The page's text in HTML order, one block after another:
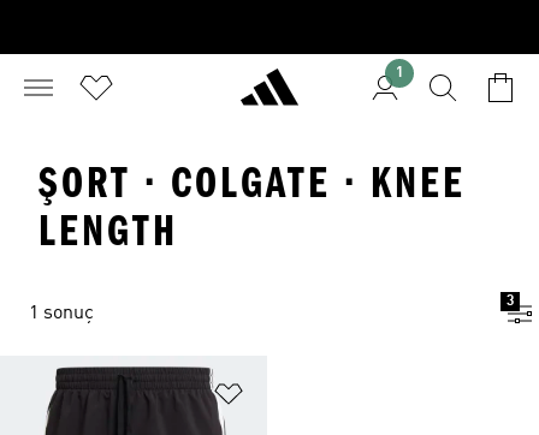
1
ŞORT · COLGATE · KNEE
LENGTH
1 sonuç
3